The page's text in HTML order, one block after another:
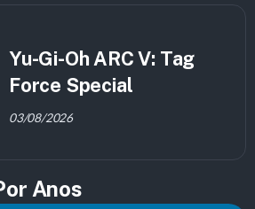
Yu-Gi-Oh ARC V: Tag
Force Special
03/08/2026
Anos